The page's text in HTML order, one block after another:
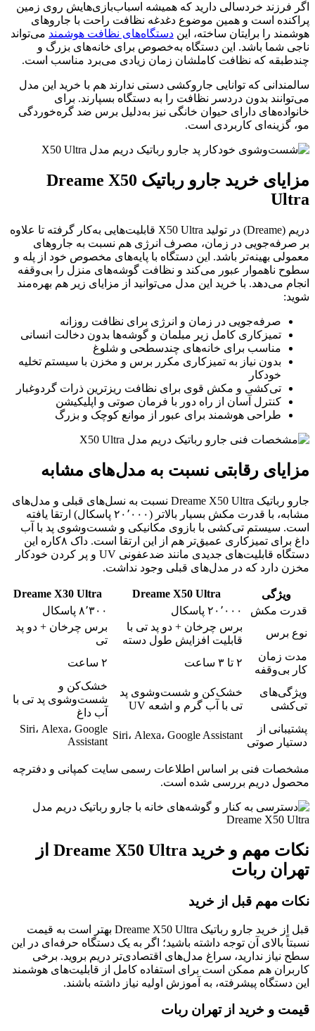
اگر فرزند خردسالی دارید که همیشه اسباب‌بازی‌هایش روی زمین
پراکنده است و همین موضوع دغدغه نظافت راحت با جاروهای
هوشمند را برایتان ساخته، این دستگاه‌های نظافت هوشمند می‌تواند
ناجی شما باشد. این دستگاه به‌خصوص برای خانه‌های بزرگ و
چندطبقه که نظافت کاملشان زمان زیادی می‌برد مناسب است.
سالمندانی که توانایی جاروکشی دستی ندارند هم با خرید این مدل
می‌توانند بدون دردسر نظافت را به دستگاه بسپارند. برای
خانواده‌های دارای حیوان خانگی نیز به‌دلیل برس ضد گره‌خوردگی
مو، گزینه‌ای کاربردی است.
مزایای خرید جارو رباتیک Dreame X50
Ultra
دریم (Dreame) در تولید X50 Ultra قابلیت‌هایی به‌کار گرفته تا علاوه
بر صرفه‌جویی در زمان، مصرف انرژی هم نسبت به جاروهای
معمولی بهینه‌تر باشد. این دستگاه با پایه‌های مخصوص خود از پله و
سطوح ناهموار عبور می‌کند و نظافت گوشه‌های منزل را بی‌وقفه
انجام می‌دهد. با خرید این مدل می‌توانید از مزایای زیر هم بهره‌مند
شوید:
صرفه‌جویی در زمان و انرژی برای نظافت روزانه
تمیزکاری کامل زیر مبلمان و گوشه‌ها بدون دخالت انسانی
مناسب برای خانه‌های چندسطحی و شلوغ
بدون نیاز به تمیزکاری مکرر برس و مخزن با سیستم تخلیه
خودکار
تی‌کشی و مکش قوی برای نظافت ریزترین ذرات گردوغبار
کنترل آسان از راه دور با فرمان صوتی و اپلیکیشن
طراحی هوشمند برای عبور از موانع کوچک و بزرگ
مزایای رقابتی نسبت به مدل‌های مشابه
جارو رباتیک Dreame X50 Ultra نسبت به نسل‌های قبلی و مدل‌های
مشابه، با قدرت مکش بسیار بالاتر (۲۰٬۰۰۰ پاسکال) ارتقا یافته
است. سیستم تی‌کشی با بازوی مکانیکی و شست‌وشوی پد با آب
داغ برای تمیزکاری عمیق‌تر هم از این ارتقا است. داک ۸کاره این
دستگاه قابلیت‌های جدیدی مانند ضدعفونی UV و پر کردن خودکار
مخزن دارد که در مدل‌های قبلی وجود نداشت.
ویژگی Dreame X50 Ultra
Dreame X30 Ultra
قدرت مکش
۲۰٬۰۰۰ پاسکال
۸٬۳۰۰ پاسکال
نوع برس
برس چرخان + دو پد تی با
قابلیت افزایش طول دسته
برس چرخان + دو پد
تی
مدت زمان
کار بی‌وقفه
۲ تا ۳ ساعت ۲ ساعت
ویژگی‌های
تی‌کشی
خشک‌کن و شست‌وشوی پد
تی با آب گرم و اشعه UV
خشک‌کن و
شست‌وشوی پد تی با
آب داغ
پشتیبانی از
دستیار صوتی
Siri، Alexa، Google Assistant
Siri، Alexa، Google
Assistant
مشخصات فنی بر اساس اطلاعات رسمی سایت کمپانی و دفترچه
محصول دریم بررسی شده است.
نکات مهم و خرید Dreame X50 Ultra از
تهران ربات
نکات مهم قبل از خرید
قبل از خرید جارو رباتیک Dreame X50 Ultra بهتر است به قیمت
نسبتاً بالای آن توجه داشته باشید؛ اگر به یک دستگاه حرفه‌ای در این
سطح نیاز ندارید، سراغ مدل‌های اقتصادی‌تر دریم بروید. برخی
کاربران هم ممکن است برای استفاده کامل از قابلیت‌های هوشمند
این دستگاه پیشرفته، به آموزش اولیه نیاز داشته باشند.
قیمت و خرید از تهران ربات